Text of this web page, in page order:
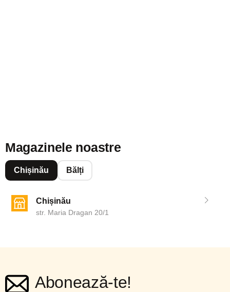
Magazinele noastre
Chișinău Bălți
Chișinău
str. Maria Dragan 20/1
Abonează-te!